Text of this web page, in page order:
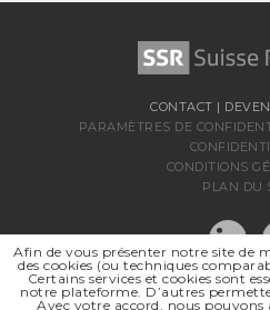
CONTACT |
PARAMÈTRES DE
CONDITIONS
PLAN DU
Afin de vous présenter notre site de
des cookies (ou techniques
Certains services et cookies sont
notre plateforme. D’autres
Avec votre accord, nous pouvons